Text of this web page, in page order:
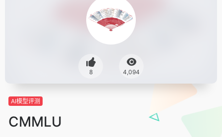
8 4,094
AI模型评测
CMMLU